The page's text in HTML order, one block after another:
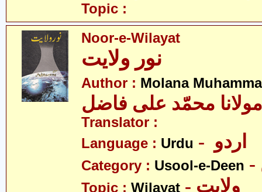
Topic :
Noor-e-Wilayat
Author : Molana
مولانا محمّد علی فاضل
Translator :
Language : Urdu
Category : Usool-e-Deen
Topic : Wilayat - ولایت